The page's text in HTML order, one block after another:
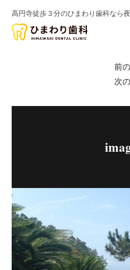
高円寺徒歩３分のひまわり歯科なら
前
次